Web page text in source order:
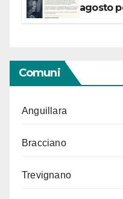
agosto
Comuni
Anguillara
Bracciano
Trevignano